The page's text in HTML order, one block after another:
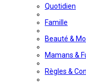
Quotidien
Famille
Beauté &
Mamans &
Règles &